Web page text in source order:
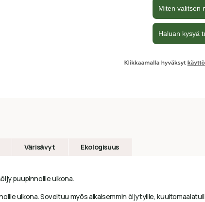
Värisävyt Ekologisuus
puupinnoille ulkona.
ulkona. Soveltuu myös aikaisemmin öljytyille,